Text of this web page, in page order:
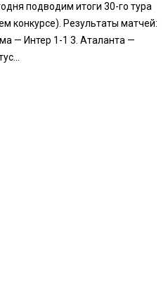
подводим итоги 30-го тура
конкурсе). Результаты матчей:
— Интер 1-1 3. Аталанта —